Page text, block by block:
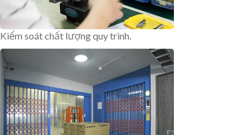
Kiểm soát chất lượng quy trình.